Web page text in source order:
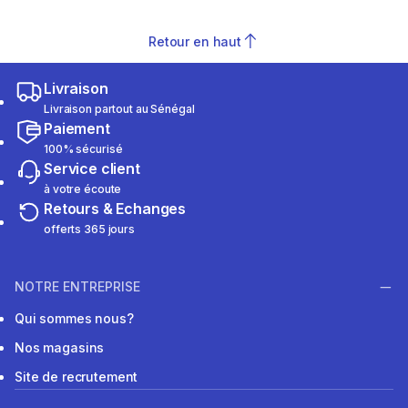
Retour en haut
Livraison
Livraison partout au Sénégal
Paiement
100% sécurisé
Service client
à votre écoute
Retours & Echanges
offerts 365 jours
NOTRE ENTREPRISE
Qui sommes nous?
Nos magasins
Site de recrutement